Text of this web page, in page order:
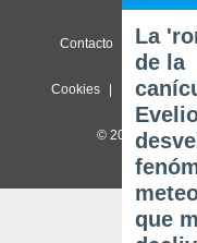
Contacto Sobre
Cookies Política de
© 2026
La
de la
que